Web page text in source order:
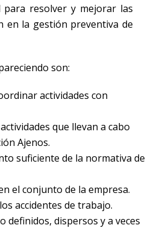
resolver y mejorar las
en la gestión preventiva de
son:
actividades con
que llevan a cabo
Ajenos.
suficiente de la normativa de
el conjunto de la empresa.
accidentes de trabajo.
definidos, dispersos y a veces